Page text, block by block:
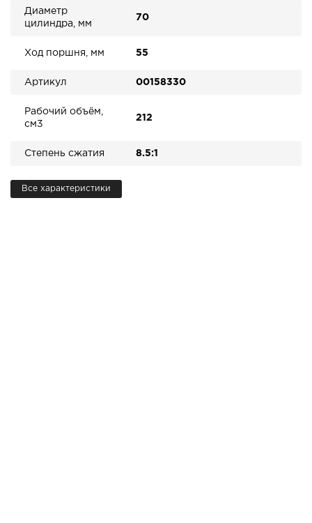
Диаметр
цилиндра, мм
70
Ход поршня, мм 55
Артикул 00158330
Рабочий объём,
см3
212
Степень сжатия 8.5:1
Все характеристики